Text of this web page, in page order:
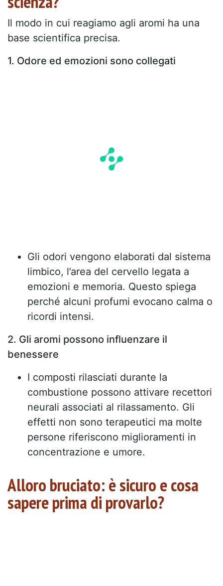
Il modo in cui reagiamo agli aromi ha una
base scientifica precisa.
1. Odore ed emozioni sono collegati
Gli odori vengono elaborati dal sistema
limbico, l’area del cervello legata a
emozioni e memoria. Questo spiega
perché alcuni profumi evocano calma o
ricordi intensi.
2. Gli aromi possono influenzare il
benessere
I composti rilasciati durante la
combustione possono attivare recettori
neurali associati al rilassamento. Gli
effetti non sono terapeutici ma molte
persone riferiscono miglioramenti in
concentrazione e umore.
Alloro bruciato: è sicuro e cosa
sapere prima di provarlo?